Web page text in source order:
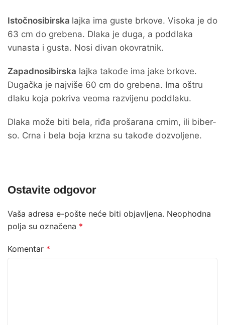
Istočnosibirska lajka ima guste brkove. Visoka je do
63 cm do grebena. Dlaka je duga, a poddlaka
vunasta i gusta. Nosi divan okovratnik.
Zapadnosibirska lajka takođe ima jake brkove.
Dugačka je najviše 60 cm do grebena. Ima oštru
dlaku koja pokriva veoma razvijenu poddlaku.
Dlaka može biti bela, riđa prošarana crnim, ili biber-
so. Crna i bela boja krzna su takođe dozvoljene.
Ostavite odgovor
Vaša adresa e-pošte neće biti objavljena. Neophodna
polja su označena *
Komentar *